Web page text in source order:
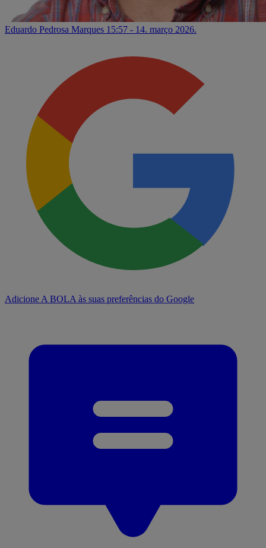
Eduardo Pedrosa Marques 15:57 - 14. março 2026.
Adicione A BOLA às suas preferências do Google